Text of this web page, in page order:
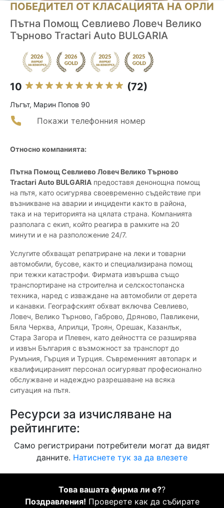
ПОБЕДИТЕЛ ОТ КЛАСАЦИЯТА НА ОРЛИ
Пътна Помощ Севлиево Ловеч Велико
Търново Tractari Auto BULGARIA
10 (72)
Лъгът, Марин Попов 90
Покажи телефонния номер
Относно компанията:
Пътна Помощ Севлиево Ловеч Велико Търново
Tractari Auto BULGARIA предоставя денонощна помощ
на пътя, като осигурява своевременно съдействие при
възникване на аварии и инциденти както в района,
така и на територията на цялата страна. Компанията
разполага с екип, който реагира в рамките на 20
минути и е на разположение 24/7.
Услугите обхващат репатриране на леки и товарни
автомобили, бусове, както и специализирана помощ
при тежки катастрофи. Фирмата извършва също
транспортиране на строителна и селскостопанска
техника, наред с изваждане на автомобили от дерета
и канавки. Географският обхват включва Севлиево,
Ловеч, Велико Търново, Габрово, Дряново, Павликени,
Бяла Черква, Априлци, Троян, Орешак, Казанлък,
Стара Загора и Плевен, като дейността се разширява
и извън България с възможност за транспорт до
Румъния, Гърция и Турция. Съвременният автопарк и
квалифицираният персонал осигуряват професионално
обслужване и надеждно разрешаване на всяка
ситуация на пътя.
Ресурси за изчисляване на
рейтингите:
Само регистрирани потребители могат да видят
данните. Натиснете тук за да влезете
Това вашата фирма ли е??
Поздравления! Проверете как да събирате